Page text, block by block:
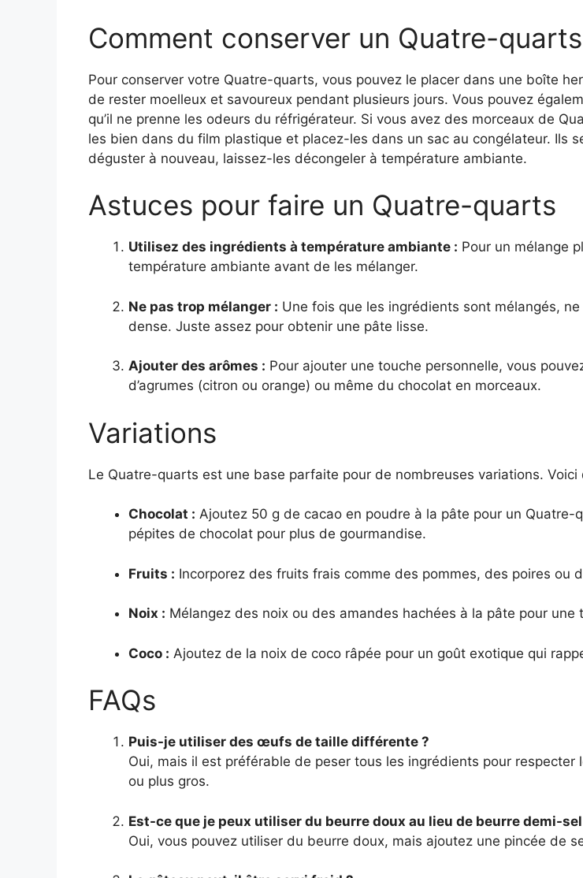
Comment conserver un Quatre-quarts
Pour conserver votre Quatre-quarts, vous pouvez le placer dans une boîte
de rester moelleux et savoureux pendant plusieurs jours. Vous pouvez
qu’il ne prenne les odeurs du réfrigérateur. Si vous avez des morceaux de
les bien dans du film plastique et placez-les dans un sac au congélateur. Ils
déguster à nouveau, laissez-les décongeler à température ambiante.
Astuces pour faire un Quatre-quarts
Utilisez des ingrédients à température ambiante : Pour un mélange
température ambiante avant de les mélanger.
Ne pas trop mélanger : Une fois que les ingrédients sont mélangés,
dense. Juste assez pour obtenir une pâte lisse.
Ajouter des arômes : Pour ajouter une touche personnelle, vous
d’agrumes (citron ou orange) ou même du chocolat en morceaux.
Variations
Le Quatre-quarts est une base parfaite pour de nombreuses variations. Voici
Chocolat : Ajoutez 50 g de cacao en poudre à la pâte pour un
pépites de chocolat pour plus de gourmandise.
Fruits : Incorporez des fruits frais comme des pommes, des poires
Noix : Mélangez des noix ou des amandes hachées à la pâte pour une
Coco : Ajoutez de la noix de coco râpée pour un goût exotique qui
FAQs
Puis-je utiliser des œufs de taille différente ?
Oui, mais il est préférable de peser tous les ingrédients pour
ou plus gros.
Est-ce que je peux utiliser du beurre doux au lieu de beurre demi-sel
Oui, vous pouvez utiliser du beurre doux, mais ajoutez une pincée de